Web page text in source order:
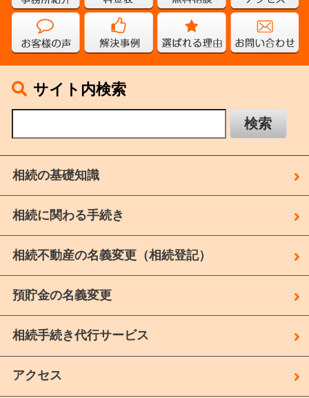
サイト内検索
相続の基礎知識
相続に関わる手続き
相続不動産の名義変更（相続登記）
預貯金の名義変更
相続手続き代行サービス
アクセス